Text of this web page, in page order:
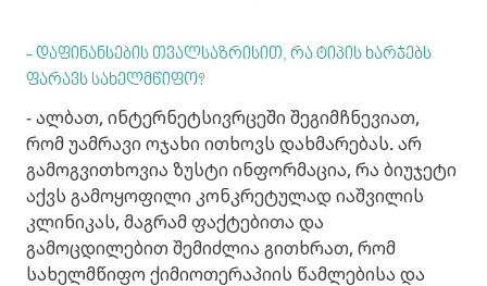
- დაფინანსების თვალსაზრისით, რა ტიპის ხარჯებს
ფარავს სახელმწიფო?
- ალბათ, ინტერნეტსივრცეში შეგიმჩნევიათ,
რომ უამრავი ოჯახი ითხოვს დახმარებას. არ
გამოგვითხოვია ზუსტი ინფორმაცია, რა ბიუჯეტი
აქვს გამოყოფილი კონკრეტულად იაშვილის
კლინიკას, მაგრამ ფაქტებითა და
გამოცდილებით შემიძლია გითხრათ, რომ
სახელმწიფო ქიმიოთერაპიის წამლებისა და